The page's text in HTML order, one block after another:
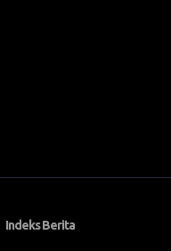
Indeks Berita